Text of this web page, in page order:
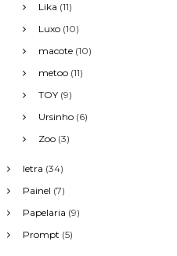
Lika (11)
Luxo (10)
macote (10)
metoo (11)
TOY (9)
Ursinho (6)
Zoo (3)
letra (34)
Painel (7)
Papelaria (9)
Prompt (5)